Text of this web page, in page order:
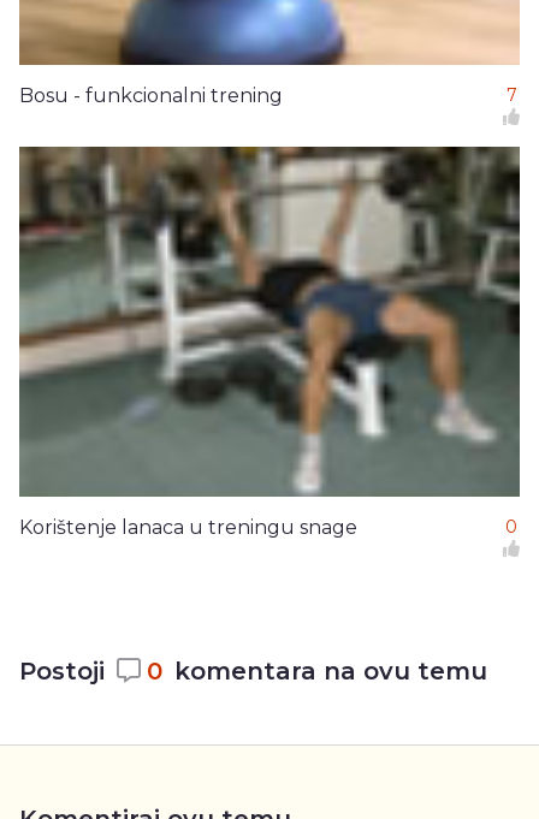
Bosu - funkcionalni trening 7
Korištenje lanaca u treningu snage 0
Postoji 0 komentara na ovu temu